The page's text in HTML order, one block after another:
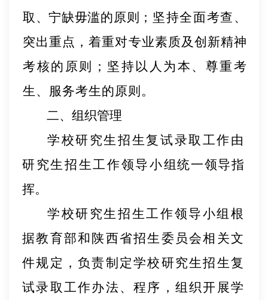
取、宁缺毋滥的原则； 坚持全面考查、
突出重点，着重对专业素质及创新精神
考核的原则；坚持以人为本、尊重考
生、服务考生的原则。
二、组织管理
学校研究生招生复试录取工作由
研究生招生工作领导小组统一领导指
挥。
学校研究生招生工作领导小组根
据教育部和陕西省招生委员会相关文
件规定，负责制定学校研究生招生复
试录取工作办法、程序，组织开展学